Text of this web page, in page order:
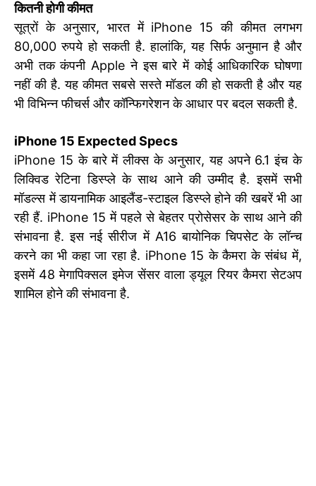
कितनी होगी कीमत
सूत्रों के अनुसार, भारत में iPhone 15 की कीमत लगभग
80,000 रुपये हो सकती है. हालांकि, यह सिर्फ अनुमान है और
अभी तक कंपनी Apple ने इस बारे में कोई आधिकारिक घोषणा
नहीं की है. यह कीमत सबसे सस्ते मॉडल की हो सकती है और यह
भी विभिन्न फीचर्स और कॉन्फिगरेशन के आधार पर बदल सकती है.
iPhone 15 Expected Specs
iPhone 15 के बारे में लीक्स के अनुसार, यह अपने 6.1 इंच के
लिक्विड रेटिना डिस्प्ले के साथ आने की उम्मीद है. इसमें सभी
मॉडल्स में डायनामिक आइलैंड-स्टाइल डिस्प्ले होने की खबरें भी आ
रही हैं. iPhone 15 में पहले से बेहतर प्रोसेसर के साथ आने की
संभावना है. इस नई सीरीज में A16 बायोनिक चिपसेट के लॉन्च
करने का भी कहा जा रहा है. iPhone 15 के कैमरा के संबंध में,
इसमें 48 मेगापिक्सल इमेज सेंसर वाला ड्यूल रियर कैमरा सेटअप
शामिल होने की संभावना है.